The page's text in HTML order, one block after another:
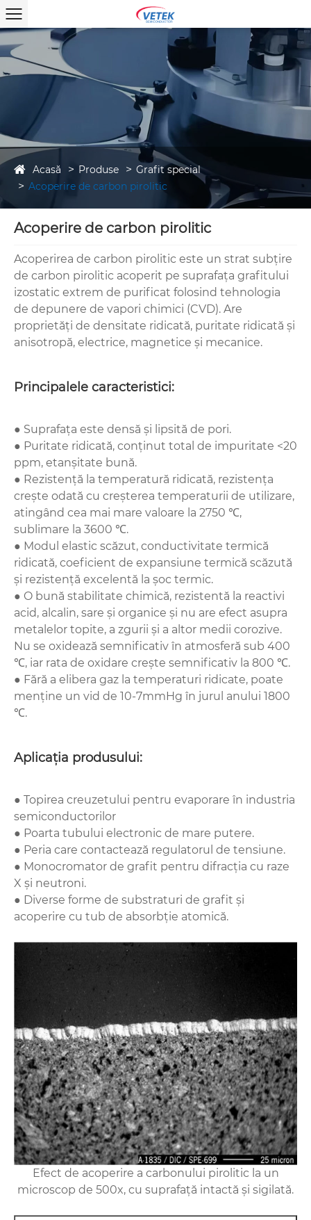
Acasă Produse
Grafit special
Acoperire de carbon pirolitic
Acoperire de carbon pirolitic
Acoperirea de carbon pirolitic este un strat subțire
de carbon pirolitic acoperit pe suprafața grafitului
izostatic extrem de purificat folosind tehnologia
de depunere de vapori chimici (CVD). Are
proprietăți de densitate ridicată, puritate ridicată și
anisotropă, electrice, magnetice și mecanice.
Principalele caracteristici:
● Suprafața este densă și lipsită de pori.
● Puritate ridicată, conținut total de impuritate <20
ppm, etanșitate bună.
● Rezistență la temperatură ridicată, rezistența
crește odată cu creșterea temperaturii de utilizare,
atingând cea mai mare valoare la 2750 ℃,
sublimare la 3600 ℃.
● Modul elastic scăzut, conductivitate termică
ridicată, coeficient de expansiune termică scăzută
și rezistență excelentă la șoc termic.
● O bună stabilitate chimică, rezistentă la reactivi
acid, alcalin, sare și organice și nu are efect asupra
metalelor topite, a zgurii și a altor medii corozive.
Nu se oxidează semnificativ în atmosferă sub 400
℃, iar rata de oxidare crește semnificativ la 800 ℃.
● Fără a elibera gaz la temperaturi ridicate, poate
menține un vid de 10-7mmHg în jurul anului 1800
℃.
Aplicația produsului:
● Topirea creuzetului pentru evaporare în industria
semiconductorilor
● Poarta tubului electronic de mare putere.
● Peria care contactează regulatorul de tensiune.
● Monocromator de grafit pentru difracția cu raze
X și neutroni.
● Diverse forme de substraturi de grafit și
acoperire cu tub de absorbție atomică.
Efect de acoperire a carbonului pirolitic la un
microscop de 500x, cu suprafață intactă și sigilată.